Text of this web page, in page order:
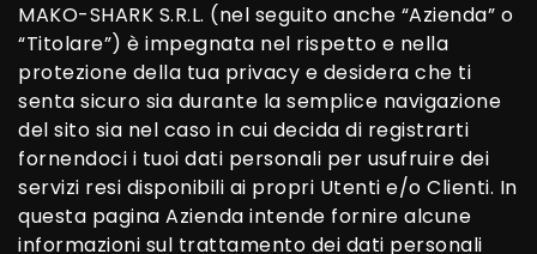
MAKO-SHARK S.R.L. (nel seguito anche “Azienda” o
“Titolare”) è impegnata nel rispetto e nella
protezione della tua privacy e desidera che ti
senta sicuro sia durante la semplice navigazione
del sito sia nel caso in cui decida di registrarti
fornendoci i tuoi dati personali per usufruire dei
servizi resi disponibili ai propri Utenti e/o Clienti. In
questa pagina Azienda intende fornire alcune
informazioni sul trattamento dei dati personali